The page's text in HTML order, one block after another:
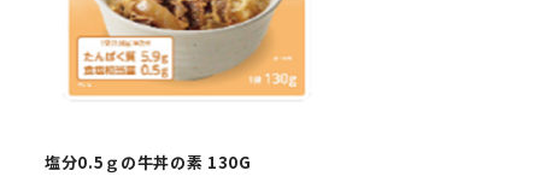
塩分0.5 ｇの牛丼の素 130G